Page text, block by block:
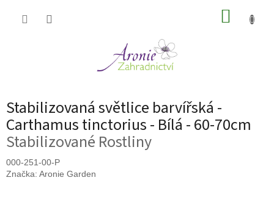
Stabilizovaná světlice barvířská -
Carthamus tinctorius - Bílá - 60-70cm
Stabilizované Rostliny
000-251-00-P
Značka: Aronie Garden